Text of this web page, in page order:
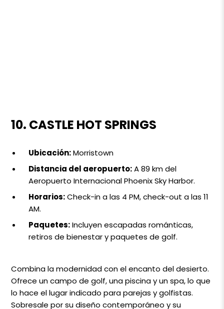
10. CASTLE HOT SPRINGS
Ubicación:Morristown
Distancia del aeropuerto:A 89 km del
Aeropuerto Internacional Phoenix Sky Harbor.
Horarios:Check-in a las 4 PM, check-out a las 11
AM.
Paquetes:Incluyen escapadas románticas,
retiros de bienestar y paquetes de golf.
Combina la modernidad con el encanto del desierto.
Ofrece un campo de golf, una piscina y un spa, lo que
lo hace el lugar indicado para parejas y golfistas.
Sobresale por su diseño contemporáneo y su